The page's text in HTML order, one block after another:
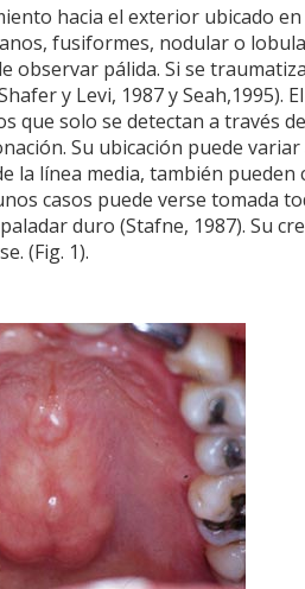
hacia el exterior ubicado en
fusiformes, nodular o
observar pálida. Si se
y Levi, 1987 y Seah,1995).
que solo se detectan a través
Su ubicación puede variar
la línea media, también pueden
casos puede verse tomada
duro (Stafne, 1987). Su
(Fig. 1).